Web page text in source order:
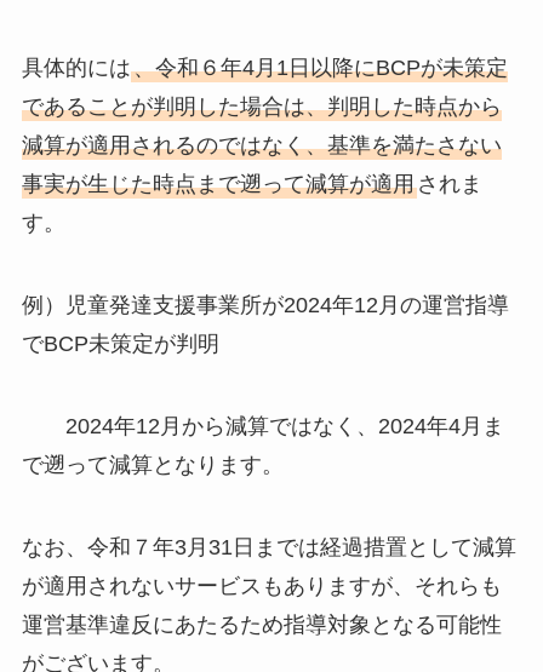
具体的には、令和６年4月1日以降にBCPが未策定
であることが判明した場合は、判明した時点から
減算が適用されるのではなく、基準を満たさない
事実が生じた時点まで遡って減算が適用されま
す。
例）児童発達支援事業所が2024年12月の運営指導
でBCP未策定が判明
2024年12月から減算ではなく、2024年4月ま
で遡って減算となります。
なお、令和７年3月31日までは経過措置として減算
が適用されないサービスもありますが、それらも
運営基準違反にあたるため指導対象となる可能性
がございます。